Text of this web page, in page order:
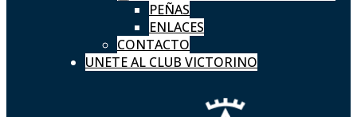
PEÑAS
ENLACES
CONTACTO
UNETE AL CLUB VICTORINO